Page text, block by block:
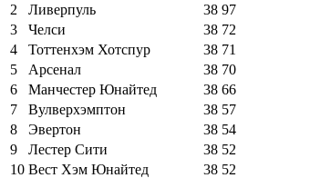
2
Ливерпуль 38 97
3
Челси 38 72
4
Тоттенхэм Хотспур 38 71
5
Арсенал 38 70
6
Манчестер Юнайтед 38 66
7
Вулверхэмптон 38 57
8
Эвертон 38 54
9
Лестер Сити 38 52
10 Вест Хэм Юнайтед 38 52